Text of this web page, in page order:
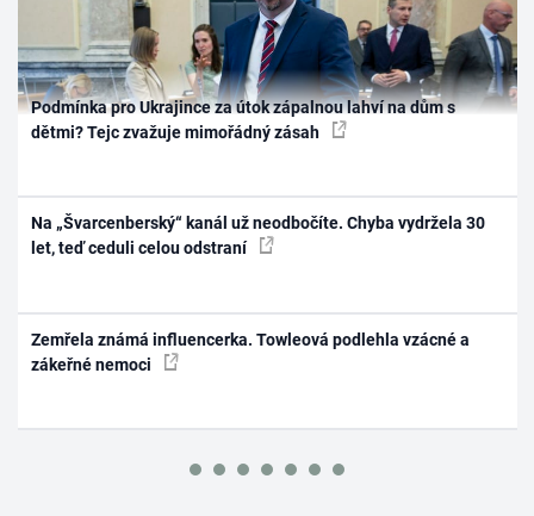
Podmínka pro Ukrajince za útok zápalnou lahví na dům s
dětmi? Tejc zvažuje mimořádný zásah
Na „Švarcenberský“ kanál už neodbočíte. Chyba vydržela 30
let, teď ceduli celou odstraní
Zemřela známá influencerka. Towleová podlehla vzácné a
zákeřné nemoci